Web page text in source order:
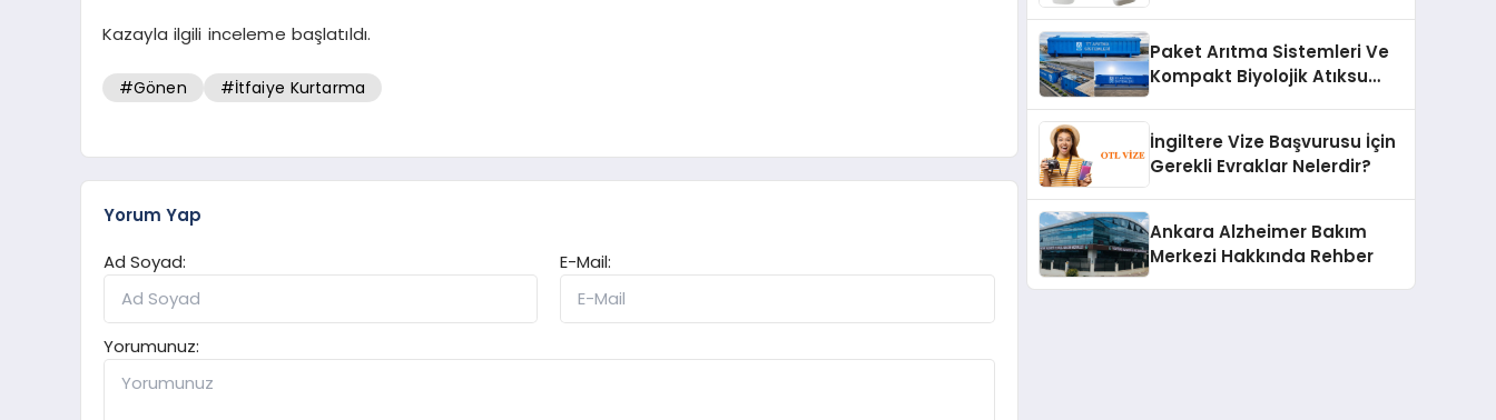
Kazayla ilgili inceleme başlatıldı.
#Gönen #İtfaiye Kurtarma
Yorum Yap
Ad Soyad:
E-Mail:
Yorumunuz:
Paket Arıtma Sistemleri Ve
Kompakt Biyolojik Atıksu
İngiltere Vize Başvurusu İçin
Gerekli Evraklar Nelerdir?
Ankara Alzheimer Bakım
Merkezi Hakkında Rehber